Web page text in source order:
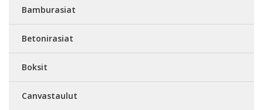
Bamburasiat
Betonirasiat
Boksit
Canvastaulut